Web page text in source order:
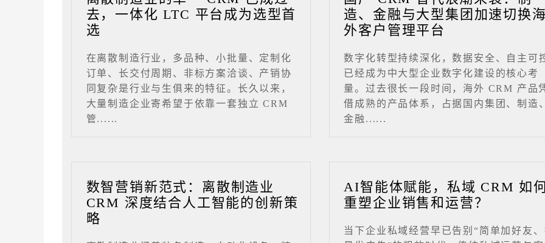
去，一体化 LTC 平台成为选型首
选
在离散制造行业，多品种、小批量、定制化
订单、长交付周期、非标方案洽谈、产销协
同复杂是行业与生俱来的特征。长久以来，
大量制造企业寄希望于依靠一套独立 CRM
管......
造、金融与大型集团加速切换海
外客户管理平台
数字化转型持续深化，数据安全、自主可
已经成为中大型企业数字化建设的核心考
量。过去很长一段时间，海外 CRM 产品
借成熟的产品体系，占据国内集团、制造、
金融......
数智营销新范式：离散制造业
CRM 深度结合人工智能的创新策
略
AI智能体赋能，私域 CRM 如
重塑企业销售和运营？
当下企业私域经营早已告别“简单加好友